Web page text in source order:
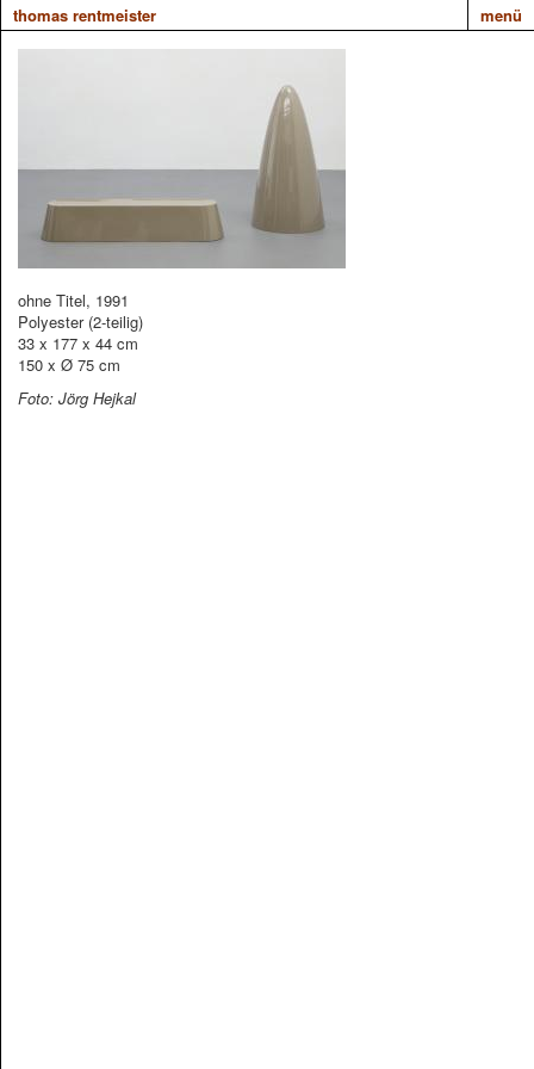
thomas rentmeister menü
ohne Titel, 1991
Polyester (2-teilig)
33 x 177 x 44 cm
150 x Ø 75 cm
Foto: Jörg Hejkal